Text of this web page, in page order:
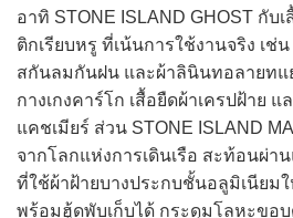
อาทิ STONE ISLAND GHOST กับ
ติกเรียบหรู ที่เน้นการใช้งานจริง เช่
สกันลมกันฝน และผ้าลินินทอลายทแ
กางเกงคาร์โก เสื้อยืดผ้าเครปฝ้าย
แคชเมียร์ ส่วน STONE ISLAND
จากโลกแห่งการเดินเรือ สะท้อนผ่า
ที่ใช้ผ้าฝ้ายบางประกบชั้นอลูมิเนียม
พร้อมฮู้ดพับเก็บได้ กระดุมโลหะขอ